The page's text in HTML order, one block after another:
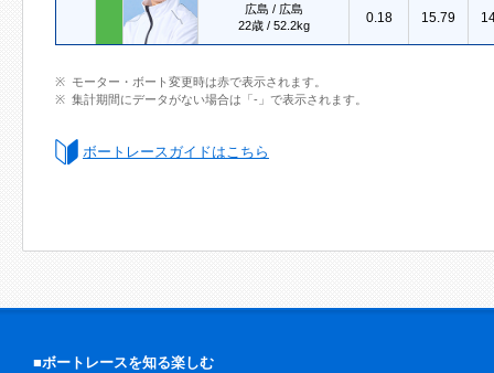
広島 / 広島
22歳 / 52.2kg
0.18
15.79
モーター・ボート変更時は赤で表示されます。
集計期間にデータがない場合は「-」で表示されます。
ボートレースガイドはこちら
■ボートレースを知る楽しむ